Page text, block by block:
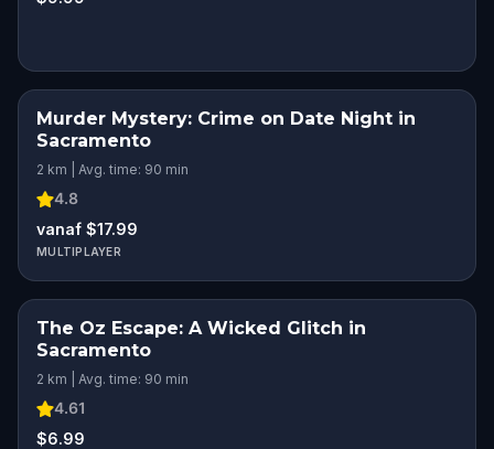
Murder Mystery: Crime on Date Night in
Sacramento
2 km | Avg. time: 90 min
4.8
vanaf $17.99
MULTIPLAYER
The Oz Escape: A Wicked Glitch in
Sacramento
2 km | Avg. time: 90 min
4.61
$6.99